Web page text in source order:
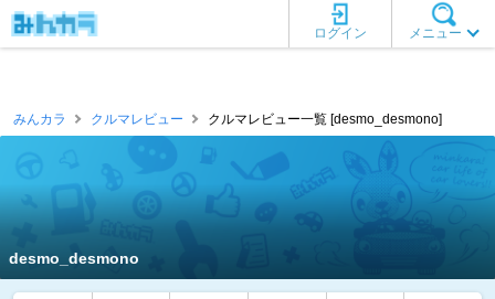
メニュー
ログイン
みんカラ クルマレビュー クルマレビュー一覧 [desmo_desmono]
desmo_desmono